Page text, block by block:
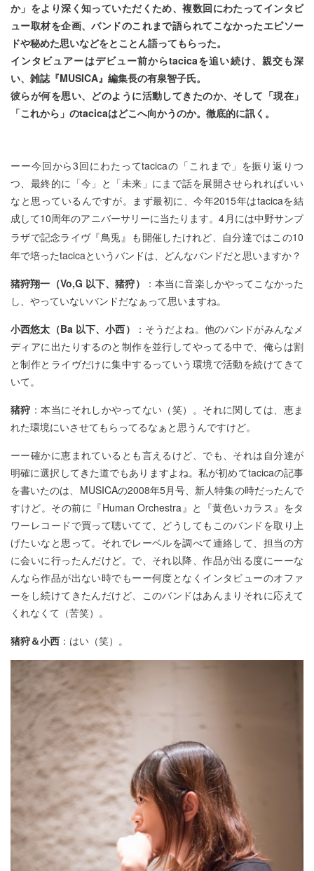
か」をより深く知っていただくため、複数回にわたってインタビ
ュー取材を企画、バンドのこれまで語られてこなかったエピソー
ドや秘めた思いなどをとことん語ってもらった。
インタビュアーはデビュー前からtacicaを追い続け、親交も深
い、雑誌『MUSICA』編集長の有泉智子氏。
彼らが何を思い、どのように活動してきたのか、そして「現在」
「これから」のtacicaはどこへ向かうのか。徹底的に訊く。
ーー今回から3回にわたってtacicaの「これまで」を振り返りつ
つ、最終的に「今」と「未来」にまで話を展開させられればいい
なと思っているんですが。まず最初に、今年2015年はtacicaを結
成して10周年のアニバーサリーに当たります。4月には中野サンプ
ラザで記念ライヴ『鳥兎』 も開催したけれど、自分達ではこの10
年で培ったtacicaというバンドは、どんなバンドだと思いますか？
猪狩翔一（Vo,G 以下、猪狩）
：本当に音楽しかやってこなかった
し、やっていないバンドだなぁって思いますね。
小西悠太（Ba 以下、小西）
：そうだよね。他のバンドがみんなメ
ディアに出たりするのと制作を並行してやってる中で、俺らは割
と制作とライヴだけに集中するっていう環境で活動を続けてきて
いて。
猪狩 ：本当にそれしかやってない（笑）。それに関しては、恵ま
れた環境にいさせてもらってるなぁと思うんですけど。
ーー確かに恵まれているとも言えるけど、でも、それは自分達が
明確に選択してきた道でもありますよね。私が初めてtacicaの記事
を書いたのは、MUSICAの2008年5月号、新人特集の時だったんで
すけど。その前に『Human Orchestra』と『黄色いカラス』をタ
ワーレコードで買って聴いてて、どうしてもこのバンドを取り上
げたいなと思って。それでレーベルを調べて連絡して、担当の方
に会いに行ったんだけど。で、それ以降、作品が出る度にーーな
んなら作品が出ない時でもーー何度となくインタビューのオファ
ーをし続けてきたんだけど、このバンドはあんまりそれに応えて
くれなくて（苦笑）。
猪狩＆小西 ：はい（笑）。